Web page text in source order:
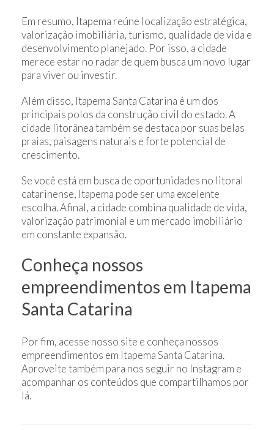
Em resumo, Itapema reúne localização estratégica,
valorização imobiliária, turismo, qualidade de vida e
desenvolvimento planejado. Por isso, a cidade
merece estar no radar de quem busca um novo lugar
para viver ou investir.
Além disso, Itapema Santa Catarina é um dos
principais polos da construção civil do estado. A
cidade litorânea também se destaca por suas belas
praias, paisagens naturais e forte potencial de
crescimento.
Se você está em busca de oportunidades no litoral
catarinense, Itapema pode ser uma excelente
escolha. Afinal, a cidade combina qualidade de vida,
valorização patrimonial e um mercado imobiliário
em constante expansão.
Conheça nossos
empreendimentos em Itapema
Santa Catarina
Por fim, acesse nosso site e conheça nossos
empreendimentos em Itapema Santa Catarina.
Aproveite também para nos seguir no Instagram e
acompanhar os conteúdos que compartilhamos por
lá.